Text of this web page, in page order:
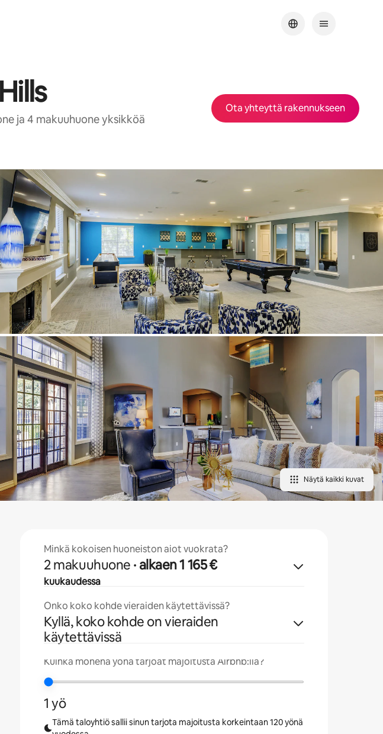
ja 4 makuuhuone yksikköä
Ota yhteyttä rakennukseen
Näytä kaikki kuvat
Minkä kokoisen huoneiston aiot vuokrata?
2 makuuhuone · alkaen 1 165 €
kuukaudessa
Onko koko kohde vieraiden käytettävissä?
Kyllä, koko kohde on vieraiden
käytettävissä
Kuinka monena yönä tarjoat majoitusta Airbnb:llä?
1 yö
Tämä taloyhtiö sallii sinun tarjota majoitusta korkeintaan 120 yönä